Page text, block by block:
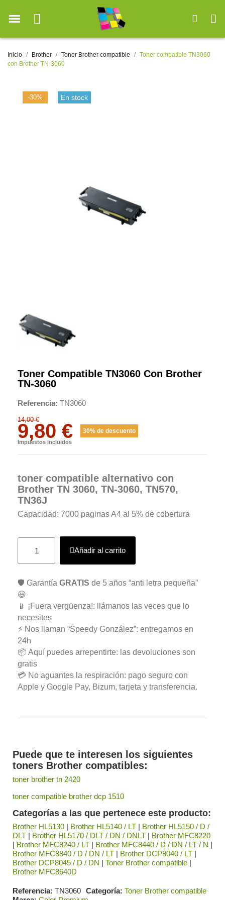
Inicio Brother Toner Brother compatible
Toner compatible TN3060
con Brother TN-3060
-30% En stock
Toner Compatible TN3060 Con Brother
TN-3060
Referencia TN3060
14,00 €
9,80 € 30% de descuento
Impuestos incluidos
toner compatible alternativo con
Brother TN 3060, TN-3060, TN570,
TN36J
Capacidad: 7000 paginas A4 al 5% de cobertura
Añadir al carrito
🛡️ Garantía GRATIS de 5 años “anti letra pequeña”
😃
📱 ¡Fuera vergüenza!: llámanos las veces que lo
necesites
⚡ Nos llaman “Speedy González”: entregamos en
24h
📦 Aquí puedes arrepentirte: las devoluciones son
gratis
💳 No aguantes la respiración: pago seguro con
Apple y Google Pay, Bizum, tarjeta y transferencia.
Puede que te interesen los siguientes
toners Brother compatibles:
toner brother tn 2420
toner compatible brother dcp 1510
Categorías a las que pertenece este producto:
Brother HL5130 | Brother HL5140 / LT | Brother HL5150 / D /
DLT | Brother HL5170 / DLT / DN / DNLT | Brother MFC8220
| Brother MFC8240 / LT | Brother MFC8440 / D / DN / LT / N |
Brother MFC8840 / D / DN / LT | Brother DCP8040 / LT |
Brother DCP8045 / D / DN | Toner Brother compatible |
Brother MFC8640D
Referencia TN3060 Categoría Toner Brother compatible